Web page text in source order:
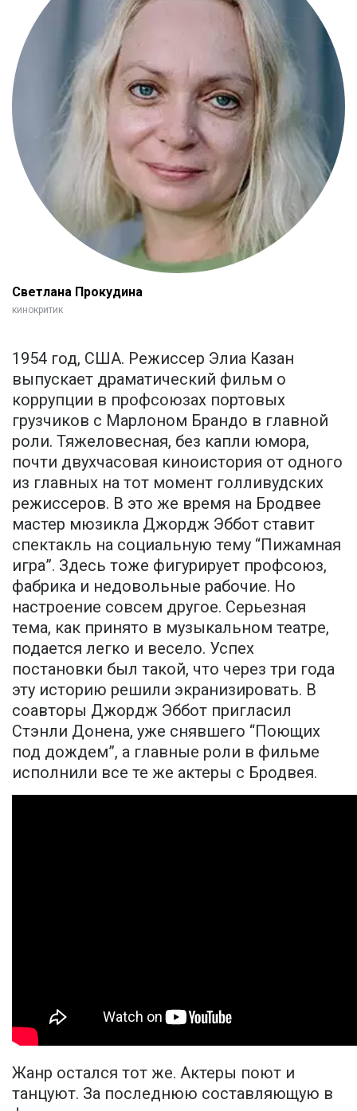
Светлана Прокудина
кинокритик
1954 год, США. Режиссер Элиа Казан
выпускает драматический фильм о
коррупции в профсоюзах портовых
грузчиков с Марлоном Брандо в главной
роли. Тяжеловесная, без капли юмора,
почти двухчасовая киноистория от одного
из главных на тот момент голливудских
режиссеров. В это же время на Бродвее
мастер мюзикла Джордж Эббот ставит
спектакль на социальную тему “Пижамная
игра”. Здесь тоже фигурирует профсоюз,
фабрика и недовольные рабочие. Но
настроение совсем другое. Серьезная
тема, как принято в музыкальном театре,
подается легко и весело. Успех
постановки был такой, что через три года
эту историю решили экранизировать. В
соавторы Джордж Эббот пригласил
Стэнли Донена, уже снявшего “Поющих
под дождем”, а главные роли в фильме
исполнили все те же актеры с Бродвея.
Жанр остался тот же. Актеры поют и
танцуют. За последнюю составляющую в